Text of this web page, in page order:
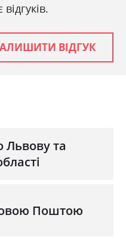
крафт
модерн
ВІДГУК
Львову та
Поштою